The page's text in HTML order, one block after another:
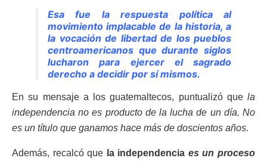
Esa fue la respuesta política al
movimiento implacable de la historia, a
la vocación de libertad de los pueblos
centroamericanos que durante siglos
lucharon para ejercer el sagrado
derecho a decidir por sí mismos.
En su mensaje a los guatemaltecos, puntualizó que la
independencia no es producto de la lucha de un día. No
es un título que ganamos hace más de doscientos años.
Además, recalcó que la independencia es un proceso